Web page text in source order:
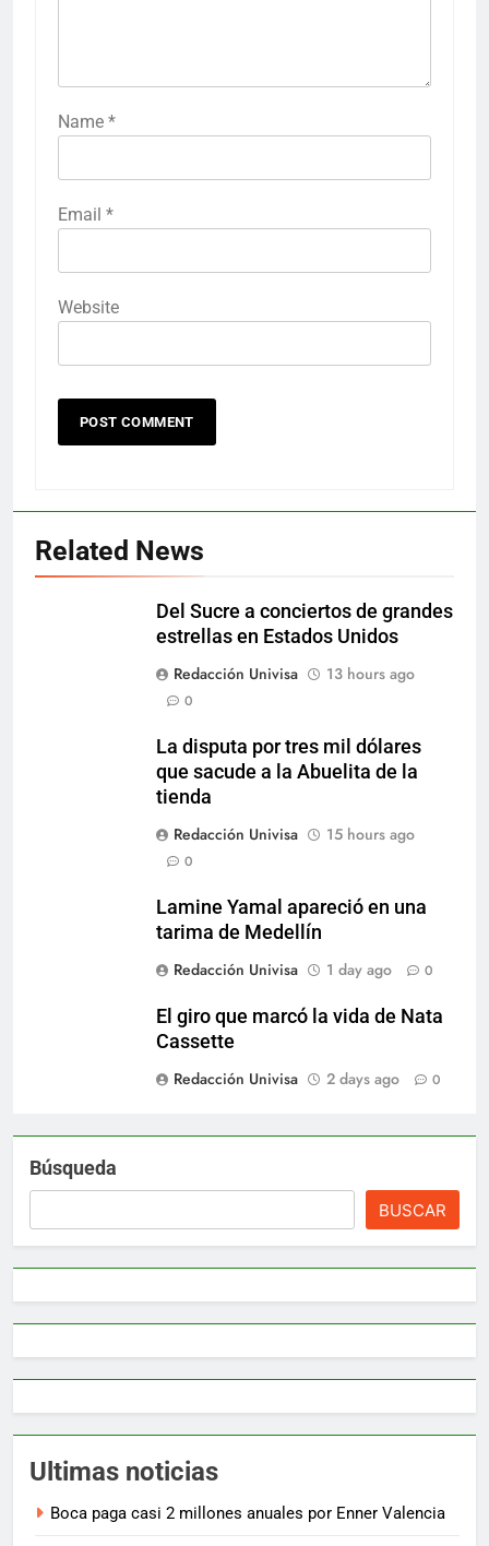
Name *
Email *
Website
Related News
Del Sucre a conciertos de grandes
estrellas en Estados Unidos
Redacción Univisa
13 hours ago
0
La disputa por tres mil dólares
que sacude a la Abuelita de la
tienda
Redacción Univisa
15 hours ago
0
Lamine Yamal apareció en una
tarima de Medellín
Redacción Univisa
1 day ago 0
El giro que marcó la vida de Nata
Cassette
Redacción Univisa
2 days ago 0
Búsqueda
BUSCAR
Ultimas noticias
Boca paga casi 2 millones anuales por Enner Valencia